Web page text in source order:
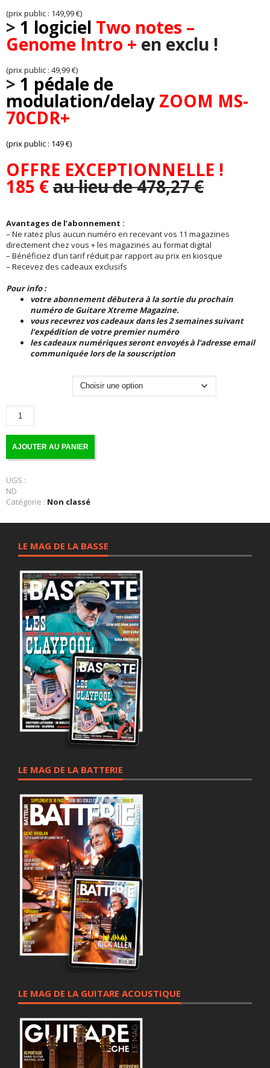
(prix public : 149,99 €)
> 1 logiciel Two notes –
Genome Intro + en exclu !
(prix public : 49,99 €)
> 1 pédale de
modulation/delay ZOOM MS-
70CDR+
(prix public : 149 €)
OFFRE EXCEPTIONNELLE !
185 €au lieu de 478,27 €
Avantages de l’abonnement :
– Ne ratez plus aucun numéro en recevant vos 11 magazines
directement chez vous + les magazines au format digital
– Bénéficiez d’un tarif réduit par rapport au prix en kiosque
– Recevez des cadeaux exclusifs
Pour info :
votre abonnement débutera à la sortie du prochain
numéro de Guitare Xtreme Magazine.
vous recevrez vos cadeaux dans les 2 semaines suivant
l’expédition de votre premier numéro
les cadeaux numériques seront envoyés à l’adresse email
communiquée lors de la souscription
quantité
Abonnement
papier
Xtreme
AJOUTER AU PANIER
UGS :
ND
Catégorie : Non classé
LE MAG DE LA BASSE
LE MAG DE LA BATTERIE
LE MAG DE LA GUITARE ACOUSTIQUE